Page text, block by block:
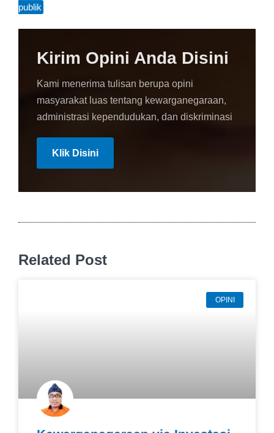
publik
Kirim Opini Anda Disini
Kami menerima tulisan berupa opini
masyarakat luas tentang kewarganegaraan,
administrasi kependudukan, dan diskriminasi
Klik Disini
Related Post
OPINI